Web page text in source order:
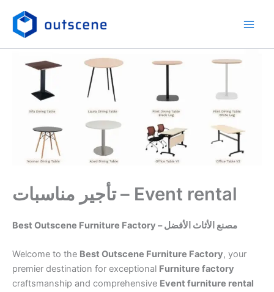
content
تأجير مناسبات – Event rental
Best Outscene Furniture Factory – مصنع الأثاث الأفضل
Welcome to the Best Outscene Furniture Factory, your
premier destination for exceptional Furniture factory
craftsmanship and comprehensive Event furniture rental